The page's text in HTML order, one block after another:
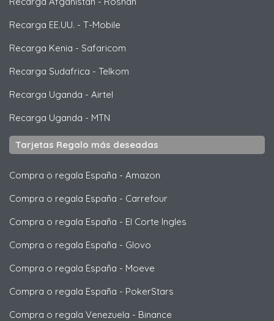
Recarga EE.UU. - T-Mobile
Recarga Kenia - Safaricom
Recarga Sudafrica - Telkom
Recarga Uganda - Airtel
Recarga Uganda - MTN
Tarjetas Regalo más deseadas
Compra o regala España - Amazon
Compra o regala España - Carrefour
Compra o regala España - El Corte Ingles
Compra o regala España - Glovo
Compra o regala España - Moeve
Compra o regala España - PokerStars
Compra o regala Venezuela - Binance